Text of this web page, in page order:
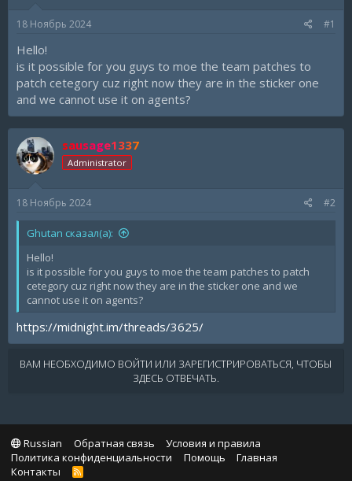
м
а
18 Ноябрь 2024 #1
Hello!
is it possible for you guys to moe the team patches to
patch cetegory cuz right now they are in the sticker one
and we cannot use it on agents?
sausage1337
Administrator
18 Ноябрь 2024 #2
Ghutan сказал(а):
Hello!
is it possible for you guys to moe the team patches to patch
cetegory cuz right now they are in the sticker one and we
cannot use it on agents?
https://midnight.im/threads/3625/
ВАМ НЕОБХОДИМО ВОЙТИ ИЛИ ЗАРЕГИСТРИРОВАТЬСЯ, ЧТОБЫ
ЗДЕСЬ ОТВЕЧАТЬ.
Russian Обратная связь
Условия и правила
Политика конфиденциальности
Помощь
Главная
Контакты
R